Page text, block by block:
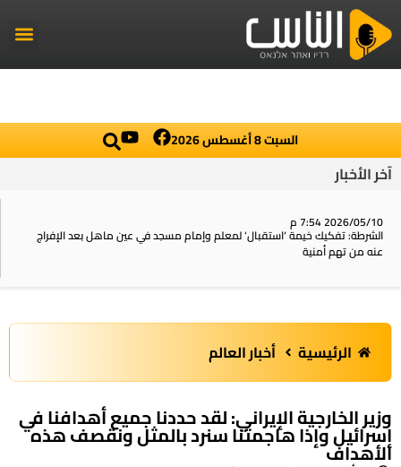
السبت 8 أغسطس 2026
آخر الأخبار
2026/05/10 7:54 م
الشرطة: تفكيك خيمة ‘استقبال‘ لمعلم وإمام مسجد في عين ماهل بعد الإفراج
عنه من تهم أمنية
الرئيسية أخبار العالم
وزير الخارجية الإيراني: لقد حددنا جميع أهدافنا في
إسرائيل وإذا هاجمتنا سنرد بالمثل ونقصف هذه
الأهداف